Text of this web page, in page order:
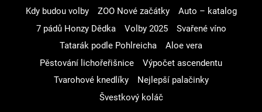
Kdy budou volby
ZOO Nové začátky
Auto – katalog
7 pádů Honzy Dědka
Volby 2025
Svařené víno
Tatarák podle Pohlreicha
Aloe vera
Pěstování lichořeřišnice
Výpočet ascendentu
Tvarohové knedlíky
Nejlepší palačinky
Švestkový koláč